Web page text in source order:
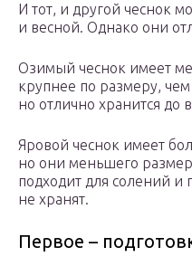
И тот, и другой чеснок
и весной. Однако они
Озимый чеснок имеет
крупнее по размеру, чем
но отлично хранится до
Яровой чеснок имеет
но они меньшего
подходит для солений и
не хранят.
Первое –